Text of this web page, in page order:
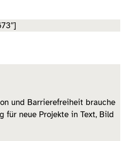
und Barrierefreiheit brauche
für neue Projekte in Text, Bild